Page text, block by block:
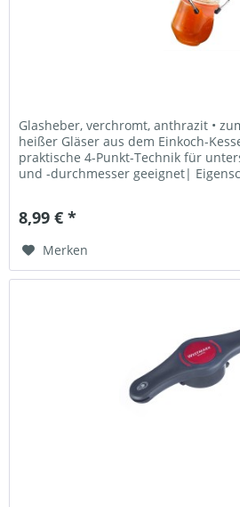
Glasheber, verchromt, anthrazit •
heißer Gläser aus dem Einkoch-
praktische 4-Punkt-Technik für
und -durchmesser geeignet|
8,99 € *
Merken